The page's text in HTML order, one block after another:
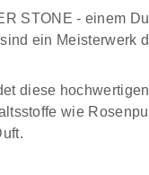
STONE - einem
ein Meisterwerk
diese
wie